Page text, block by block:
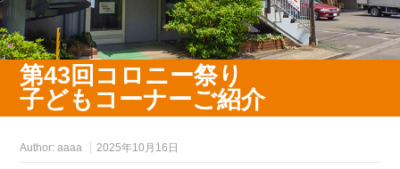
第43回コロニー祭り
子どもコーナーご紹介
Author:aaaa 2025年10月16日